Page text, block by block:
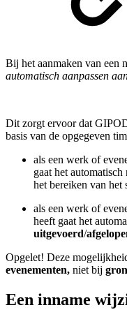
Bij het aanmaken van een
automatisch aanpassen
Dit zorgt ervoor dat
basis van de opgegeven
als een werk of
gaat het automatisch
het bereiken van het
als een werk of
heeft gaat het
uitgevoerd/
Opgelet! Deze
evenementen, niet bij
Een inname